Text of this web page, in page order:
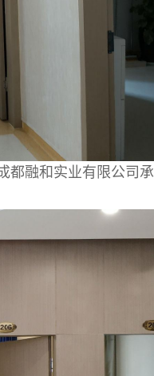
都融和实业有限公司